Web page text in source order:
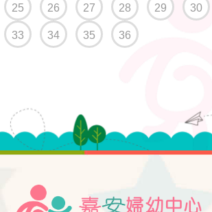
25 26 27 28 29 30
33 34 35 36